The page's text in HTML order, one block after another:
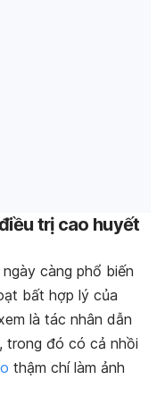
trị cao huyết
càng phổ biến
bất hợp lý của
là tác nhân dẫn
trong đó có cả nhồi
thậm chí làm ảnh